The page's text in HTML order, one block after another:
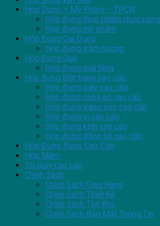
Hộp Dược – Mỹ Phẩm – TPCN
Hộp đựng thực phẩm chức năng
Hộp đựng mỹ phẩm
Hộp Đựng Gia Dụng
Hộp đựng trầm hương
Hộp Đựng Quà
Hộp đựng quà tặng
Hộp đựng thời trang cao cấp
Hộp đựng giày cao cấp
Hộp đựng quần áo cao cấp
Hộp đựng trang sức cao cấp
Hộp đựng ví cao cấp
Hộp đựng kính cao cấp
Hộp đựng đồng hồ cao cấp
Hộp Đựng Rượu Cao Cấp
Hộp Mềm
Túi giấy cao cấp
Chính Sách
Chính Sách Giao Hàng
Chính Sách Thiết Kế
Chính Sách Tồn Kho
Chính Sách Bảo Mật Thông Tin